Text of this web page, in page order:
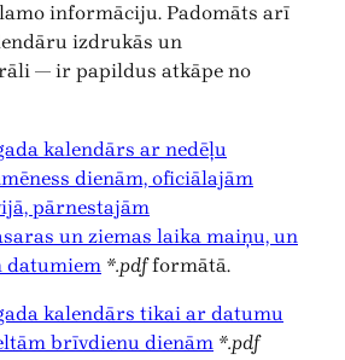
informāciju. Padomāts arī
izdrukās un
— ir papildus atkāpe no
kalendārs ar nedēļu
dienām, oficiālajām
pārnestajām
un ziemas laika maiņu, un
datumiem *.pdfformātā.
kalendārs tikai ar datumu
brīvdienu dienām *.pdf